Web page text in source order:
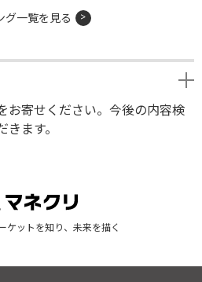
グ一覧を見る
お寄せください。今後の内容検
ます。
ケットを知り、未来を描く